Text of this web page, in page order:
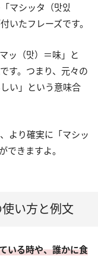
マシッタ（맛있
いたフレーズです。
ッ（맛）＝味」と
す。つまり、元々の
い」という意味合
より確実に「マシッ
できますよ。
使い方と例文
いる時や、誰かに食